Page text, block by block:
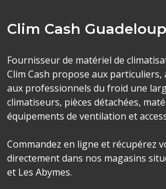
Clim Cash
Fournisseur de matériel de
Clim Cash propose aux
aux professionnels du froid une
climatiseurs, pièces détachées,
équipements de ventilation et
Commandez en ligne et récupérez
directement dans nos magasins
et Les Abymes.